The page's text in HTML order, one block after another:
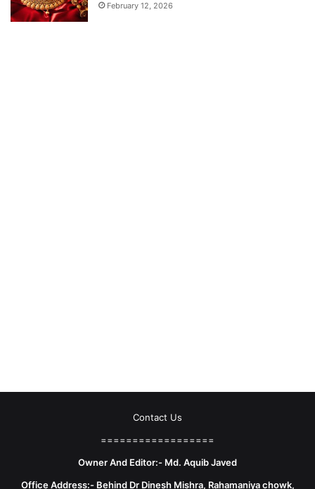
February 12, 2026
Contact Us
==================
Owner And Editor:- Md. Aquib Javed
Office Address:- Behind Dr Dinesh Mishra, Rahamaniya chowk,